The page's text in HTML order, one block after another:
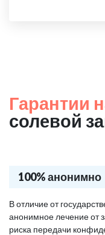
Гарантии
солевой
100% анонимно
В отличие от
анонимное лечение от
риска передачи